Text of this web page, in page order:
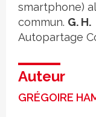
smartphone)
commun. G. H.
Autopartage
Auteur
GRÉGOIRE